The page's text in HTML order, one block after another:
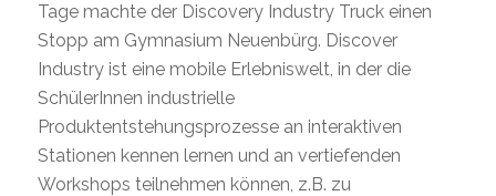
Tage machte der Discovery Industry Truck einen
Stopp am Gymnasium Neuenbürg. Discover
Industry ist eine mobile Erlebniswelt, in der die
SchülerInnen industrielle
Produktentstehungsprozesse an interaktiven
Stationen kennen lernen und an vertiefenden
Workshops teilnehmen können, z.B. zu